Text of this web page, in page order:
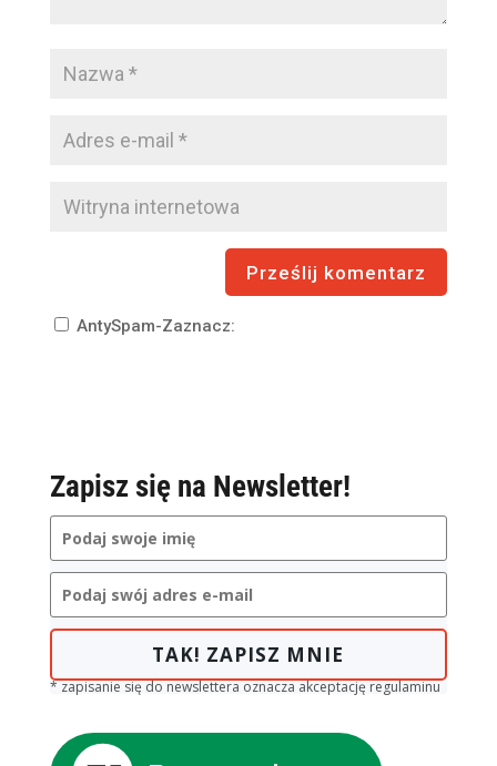
AntySpam-Zaznacz:
Zapisz się na Newsletter!
TAK! ZAPISZ MNIE
* zapisanie się do newslettera oznacza akceptację regulaminu